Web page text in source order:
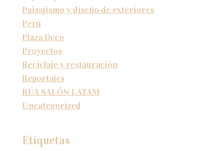
Paisajismo y diseño de exteriores
Perú
Plaza Deco
Proyectos
Reciclaje y restauración
Reportajes
RÚA SALÓN LATAM
Uncategorized
Etiquetas